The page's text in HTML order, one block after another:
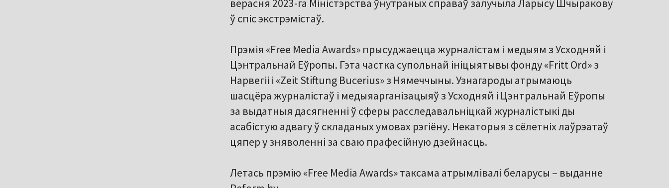
верасня 2023-га Міністэрства ўнутраных справаў залучыла Ларысу Шчыракову
ў спіс экстрэмістаў.
Прэмія «Free Media Awards» прысуджаецца журналістам і медыям з Усходняй і
Цэнтральнай Еўропы. Гэта частка супольнай ініцыятывы фонду «Fritt Ord» з
Нарвегіі і «Zeit Stiftung Bucerius» з Нямеччыны. Узнагароды атрымаюць
шасцёра журналістаў і медыяарганізацыяў з Усходняй і Цэнтральнай Еўропы
за выдатныя дасягненні ў сферы расследавальніцкай журналістыкі ды
асабістую адвагу ў складаных умовах рэгіёну. Некаторыя з сёлетніх лаўрэатаў
цяпер у зняволенні за сваю прафесійную дзейнасць.
Летась прэмію «Free Media Awards» таксама атрымлівалі беларусы – выданне